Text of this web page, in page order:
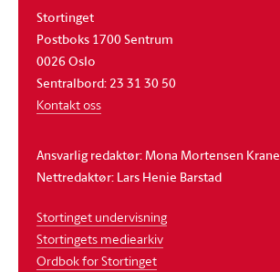
Stortinget
Postboks 1700 Sentrum
0026 Oslo
Sentralbord: 23 31 30 50
Kontakt oss
Ansvarlig redaktør: Mona Mortensen Krane
Nettredaktør: Lars Henie Barstad
Stortinget undervisning
Stortingets mediearkiv
Ordbok for Stortinget